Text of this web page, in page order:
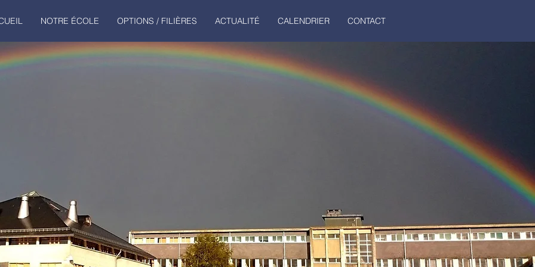
NOTRE ÉCOLE OPTIONS / FILIÈRES ACTUALITÉ CALENDRIER CONTACT